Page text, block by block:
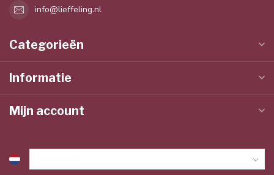
info@lieffeling.nl
Categorieën
Informatie
Mijn account